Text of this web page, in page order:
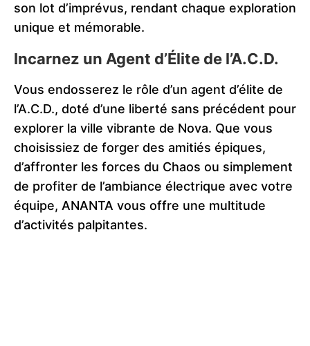
son lot d’imprévus, rendant chaque exploration
unique et mémorable.
Incarnez un Agent d’Élite de l’A.C.D.
Vous endosserez le rôle d’un agent d’élite de
l’A.C.D., doté d’une liberté sans précédent pour
explorer la ville vibrante de Nova. Que vous
choisissiez de forger des amitiés épiques,
d’affronter les forces du Chaos ou simplement
de profiter de l’ambiance électrique avec votre
équipe, ANANTA vous offre une multitude
d’activités palpitantes.